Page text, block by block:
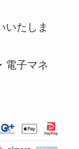
いたしま
電子マネ